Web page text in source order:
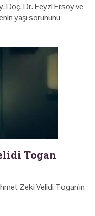
Doç. Dr. Feyzi Ersoy ve
yaşı sorununu
Togan
Zeki Velidi Togan'ın